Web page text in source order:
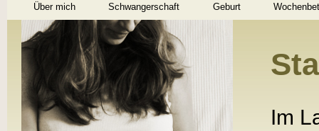
Über mich Schwangerschaft Geburt
Im